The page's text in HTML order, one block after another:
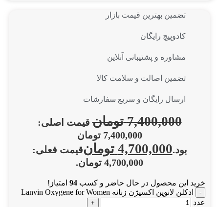
تضمین بهترین قیمت بازار
کادوپیچ رایگان
مشاوره و پشتیبانی آنلاین
تضمین اصالت و سلامت کالا
ارسال رایگان و سریع سفارشات
7,400,000 تومان قیمت اصلی:
7,400,000 تومان
بود.4,700,000 تومانقیمت فعلی:
4,700,000 تومان.
خرید این محصول در حال حاضر و کسب 94 امتیاز!
ادکلن لانوین اکسیژن زنانه Lanvin Oxygene for Women
عدد